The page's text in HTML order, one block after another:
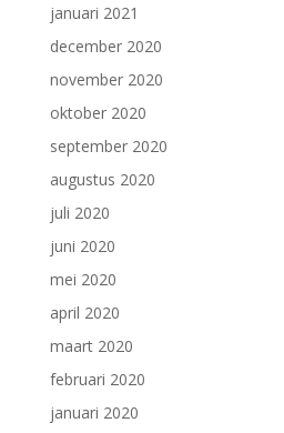
januari 2021
december 2020
november 2020
oktober 2020
september 2020
augustus 2020
juli 2020
juni 2020
mei 2020
april 2020
maart 2020
februari 2020
januari 2020